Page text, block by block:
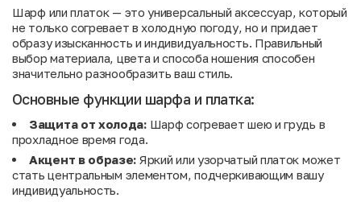
Шарф или платок — это универсальный аксессуар, который
не только согревает в холодную погоду, но и придает
образу изысканность и индивидуальность. Правильный
выбор материала, цвета и способа ношения способен
значительно разнообразить ваш стиль.
Основные функции шарфа и платка:
Защита от холода:Шарф согревает шею и грудь в
прохладное время года.
Акцент в образе: Яркий или узорчатый платок может
стать центральным элементом, подчеркивающим вашу
индивидуальность.